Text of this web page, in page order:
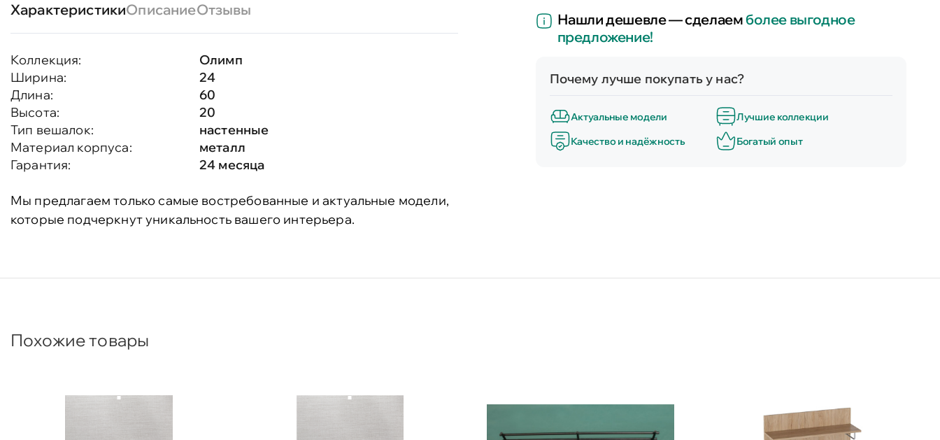
ХарактеристикиОписаниеОтзывы
Коллекция:
Олимп
Ширина:
24
Длина:
60
Высота:
20
Тип вешалок:
настенные
Материал корпуса:
металл
Гарантия:
24 месяца
Мы предлагаем только самые востребованные и актуальные модели,
которые подчеркнут уникальность вашего интерьера.
Нашли дешевле — сделаемболее выгодное
предложение!
Почему лучше покупать у нас?
Актуальные модели
Лучшие коллекции
Качество и надёжность
Богатый опыт
Похожие товары